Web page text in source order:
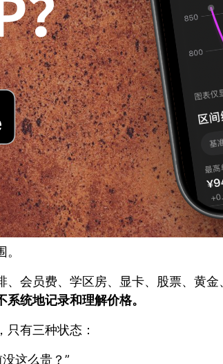
、会员费、学区房、显卡、股票、黄
系统地记录和理解价格。
只有三种状态：
没这么贵？”